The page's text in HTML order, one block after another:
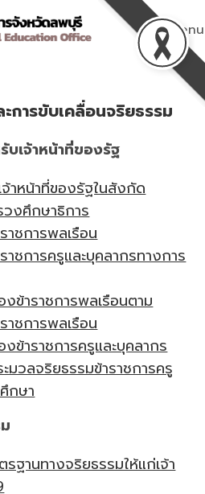
Menu
การขับเคลื่อนจริยธรรม
บเจ้าหน้าที่ของรัฐ
าหน้าที่ของรัฐในสังกัด
งศึกษาธิการ
าชการพลเรือน
าชการครูและบุคลากรทางการ
ข้าราชการพลเรือนตาม
าชการพลเรือน
ข้าราชการครูและบุคลากร
มวลจริยธรรมข้าราชการครู
กษา
รฐานทางจริยธรรมให้แก่เจ้า